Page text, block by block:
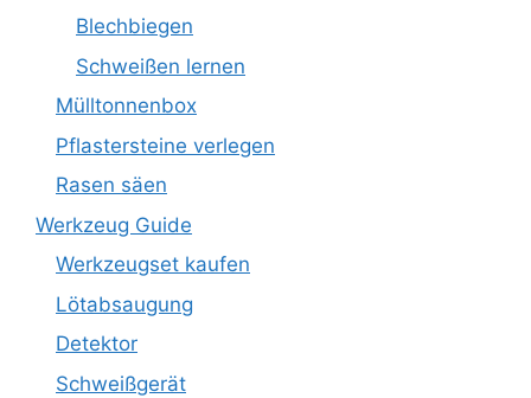
Blechbiegen
Schweißen lernen
Mülltonnenbox
Pflastersteine verlegen
Rasen säen
Werkzeug Guide
Werkzeugset kaufen
Lötabsaugung
Detektor
Schweißgerät